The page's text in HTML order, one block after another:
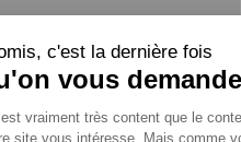
c'est la dernière fois
vous demande
de
vraiment très content que le
site vous intéresse. Mais comme